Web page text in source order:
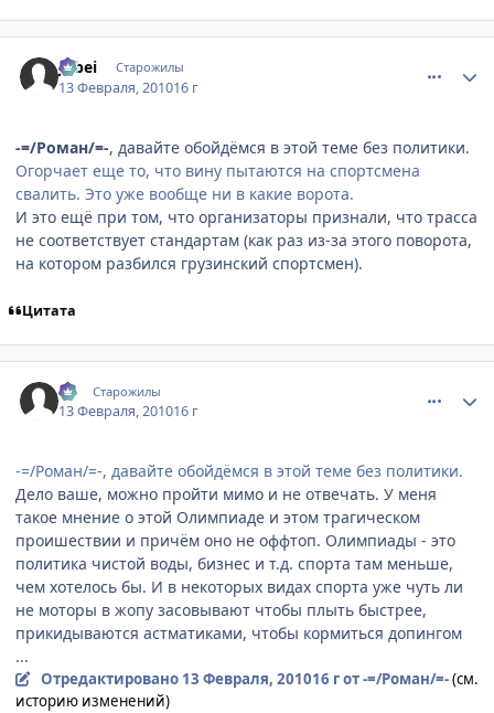
Jubei Старожилы
13 Февраля, 201016 г
-=/Роман/=-, давайте обойдёмся в этой теме без политики.
Огорчает еще то, что вину пытаются на спортсмена
свалить. Это уже вообще ни в какие ворота.
И это ещё при том, что организаторы признали, что трасса
не соответствует стандартам (как раз из-за этого поворота,
на котором разбился грузинский спортсмен).
Цитата
:-) Старожилы
13 Февраля, 201016 г
-=/Роман/=-, давайте обойдёмся в этой теме без политики.
Дело ваше, можно пройти мимо и не отвечать. У меня
такое мнение о этой Олимпиаде и этом трагическом
проишествии и причём оно не оффтоп. Олимпиады - это
политика чистой воды, бизнес и т.д. спорта там меньше,
чем хотелось бы. И в некоторых видах спорта уже чуть ли
не моторы в жопу засовывают чтобы плыть быстрее,
прикидываются астматиками, чтобы кормиться допингом
...
Отредактировано 13 Февраля, 201016 гот -=/Роман/=-(см.
историю изменений)